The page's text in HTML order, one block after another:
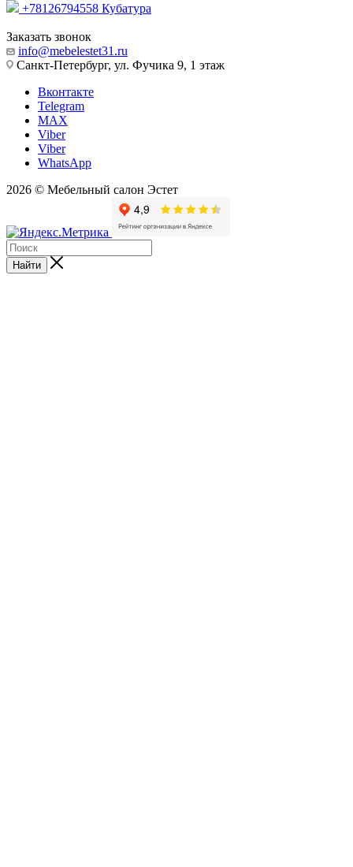
+78126794558 Кубатура
Заказать звонок
info@mebelestet31.ru
Санкт-Петербург, ул. Фучика 9, 1 этаж
Вконтакте
Telegram
MAX
Viber
Viber
WhatsApp
2026 © Мебельный салон Эстет
Найти